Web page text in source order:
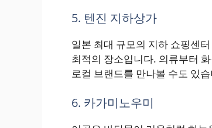
5. 텐진 지하상가
일본 최대 규모의 지하 쇼핑센
최적의 장소입니다. 의류부터
로컬 브랜드를 만나볼 수도 있
6. 카가미노우미